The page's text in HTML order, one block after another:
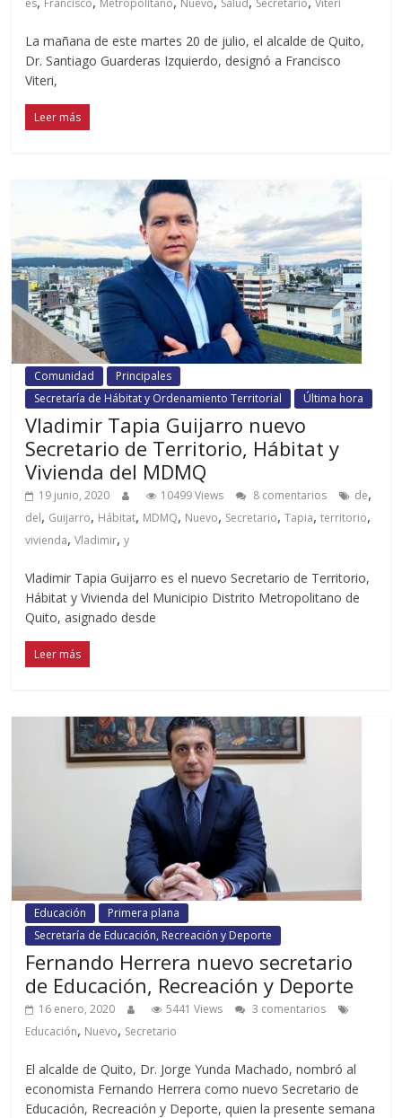
La mañana de este martes 20 de julio, el alcalde de Quito,
Dr. Santiago Guarderas Izquierdo, designó a Francisco
Viteri,
Leer más
Comunidad
Principales
Secretaría de Hábitat y Ordenamiento Territorial
Última hora
Vladimir Tapia Guijarro nuevo
Secretario de Territorio, Hábitat y
Vivienda del MDMQ
19 junio, 2020 10499 Views 8 comentarios de,
del, Guijarro, Hábitat, MDMQ, Nuevo, Secretario,Tapia,territorio,
vivienda,Vladimir,y
Vladimir Tapia Guijarro es el nuevo Secretario de Territorio,
Hábitat y Vivienda del Municipio Distrito Metropolitano de
Quito, asignado desde
Leer más
Educación
Primera plana
Secretaría de Educación, Recreación y Deporte
Fernando Herrera nuevo secretario
de Educación, Recreación y Deporte
16 enero, 2020 5441 Views
3 comentarios
Educación, Nuevo, Secretario
El alcalde de Quito, Dr. Jorge Yunda Machado, nombró al
economista Fernando Herrera como nuevo Secretario de
Educación, Recreación y Deporte, quien la presente semana